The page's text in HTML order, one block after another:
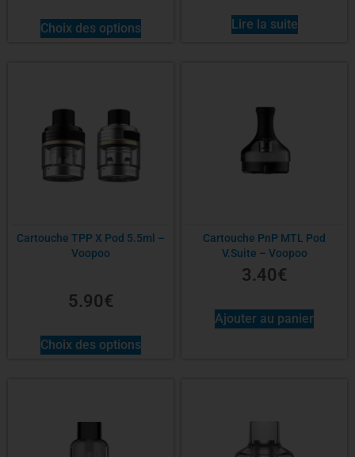
Choix des options Lire la suite
Cartouche TPP X Pod 5.5ml –
Voopoo
5.90€
Choix des options
Cartouche PnP MTL Pod
V.Suite – Voopoo
3.40€
Ajouter au panier